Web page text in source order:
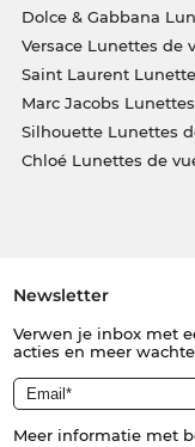
Dolce & Gabbana
Versace Lunettes de
Saint Laurent
Marc Jacobs
Silhouette Lunettes
Chloé Lunettes de
Newsletter
Verwen je inbox met
acties en meer
Meer informatie met